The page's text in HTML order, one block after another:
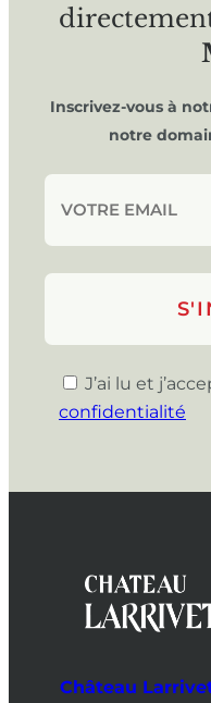
Inscrivez-vous à
notre
J’ai lu et
confidentialité
Château